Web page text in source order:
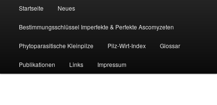
Startseite Neues
Bestimmungsschlüssel Imperfekte & Perfekte Ascomyzeten
Phytoparasitische Kleinpilze Pilz-Wirt-Index Glossar
Publikationen Links Impressum